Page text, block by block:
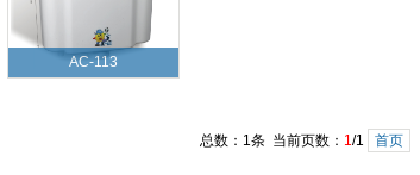
AC-113
总数：1条 当前页数： 1/1 首页